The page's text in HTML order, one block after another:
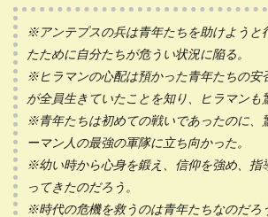
※アンテプスの兵は青年たちを助けようと
たために自分たちが危うい状況に陥る。
※ヒラマンの心配は預かった青年たちの安
が全員生きていたことを知り、ヒラマンも
※青年たちは初めての戦いであったのに、
ーマン人の最強の軍隊に立ち向かった。
※幼い時から心身を鍛え、信仰を強め、指
ってきたのだろう。
※時代の危機を救うのは青年たちなのだろ